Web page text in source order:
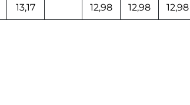
13,17
12,98
12,98
12,98